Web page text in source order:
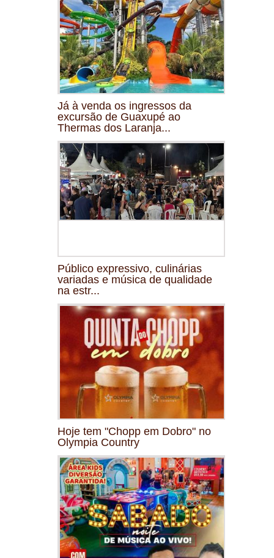
Já à venda os ingressos da
excursão de Guaxupé ao
Thermas dos Laranja...
Público expressivo, culinárias
variadas e música de qualidade
na estr...
Hoje tem "Chopp em Dobro" no
Olympia Country